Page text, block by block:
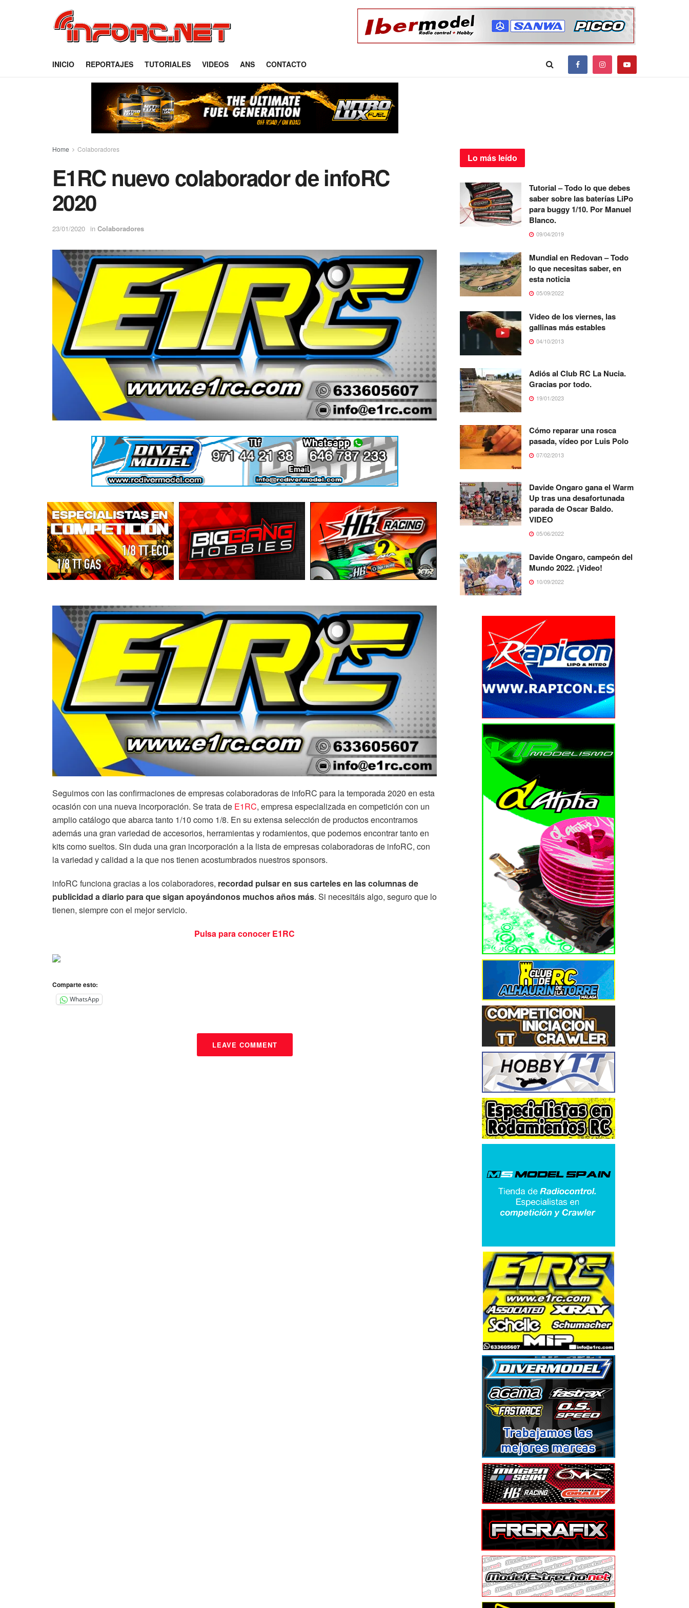
INICIO REPORTAJES TUTORIALES VIDEOS ANS CONTACTO
Home Colaboradores
E1RC nuevo colaborador de infoRC
2020
23/01/2020 in Colaboradores
Seguimos con las confirmaciones de empresas colaboradoras de infoRC para la temporada 2020 en esta
ocasión con una nueva incorporación. Se trata de E1RC, empresa especializada en competición con un
amplio catálogo que abarca tanto 1/10 como 1/8. En su extensa selección de productos encontramos
además una gran variedad de accesorios, herramientas y rodamientos, que podemos encontrar tanto en
kits como sueltos. Sin duda una gran incorporación a la lista de empresas colaboradoras de infoRC, con
la variedad y calidad a la que nos tienen acostumbrados nuestros sponsors.
infoRC funciona gracias a los colaboradores, recordad pulsar en sus carteles en las columnas de
publicidad a diario para que sigan apoyándonos muchos años más. Si necesitáis algo, seguro que lo
tienen, siempre con el mejor servicio.
Pulsa para conocer E1RC
Comparte esto:
WhatsApp
LEAVE COMMENT
Lo más leído
Tutorial – Todo lo que debes
saber sobre las baterías LiPo
para buggy 1/10. Por Manuel
Blanco.
09/04/2019
Mundial en Redovan – Todo
lo que necesitas saber, en
esta noticia
05/09/2022
Video de los viernes, las
gallinas más estables
04/10/2013
Adiós al Club RC La Nucia.
Gracias por todo.
19/01/2023
Cómo reparar una rosca
pasada, vídeo por Luis Polo
07/02/2013
Davide Ongaro gana el Warm
Up tras una desafortunada
parada de Oscar Baldo.
VIDEO
05/06/2022
Davide Ongaro, campeón del
Mundo 2022. ¡Video!
10/09/2022